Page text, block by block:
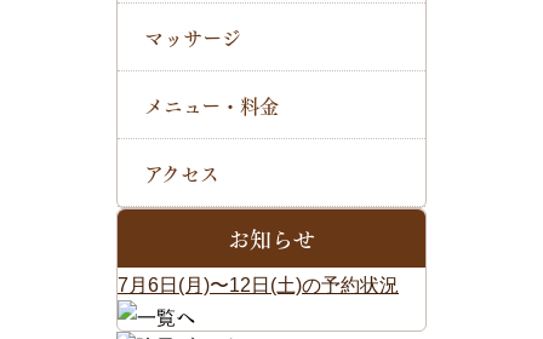
マッサージ
メニュー・料金
アクセス
お知らせ
7月6日(月)〜12日(土)の予約状況